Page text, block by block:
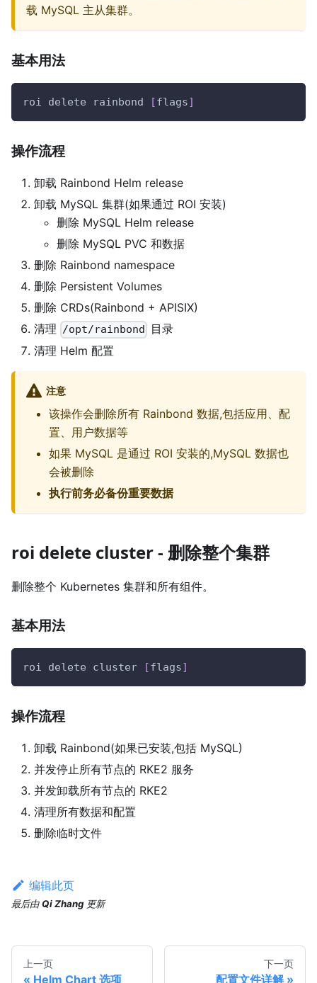
载 MySQL 主从集群。
基本用法
roi delete rainbond [flags]
操作流程
卸载 Rainbond Helm release
卸载 MySQL 集群(如果通过 ROI 安装)
删除 MySQL Helm release
删除 MySQL PVC 和数据
删除 Rainbond namespace
删除 Persistent Volumes
删除 CRDs(Rainbond + APISIX)
清理 /opt/rainbond
目录
清理 Helm 配置
注意
该操作会删除所有 Rainbond 数据,包括应用、配
置、用户数据等
如果 MySQL 是通过 ROI 安装的,MySQL 数据也
会被删除
执行前务必备份重要数据
roi delete cluster - 删除整个集群
删除整个 Kubernetes 集群和所有组件。
基本用法
roi delete cluster [flags]
操作流程
卸载 Rainbond(如果已安装,包括 MySQL)
并发停止所有节点的 RKE2 服务
并发卸载所有节点的 RKE2
清理所有数据和配置
删除临时文件
编辑此页
最后由Qi Zhang 更新
上一页
Helm Chart 选项
下一页
配置文件详解